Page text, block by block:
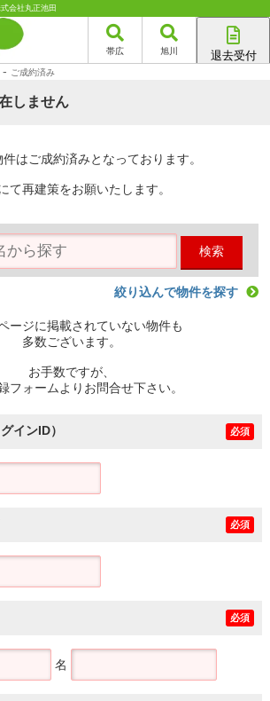
会社丸正池田
帯広 旭川 退去受付
- ご成約済み
しません
はご成約済みとなっております。
て再建策をお願いたします。
検索
絞り込んで物件を探す
ージに掲載されていない物件も
多数ございます。
お手数ですが、
フォームよりお問合せ下さい。
インID） 必須
必須
必須
名